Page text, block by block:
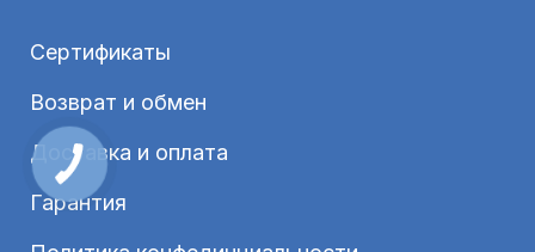
Сертификаты
Возврат и обмен
Доставка и оплата
Гарантия